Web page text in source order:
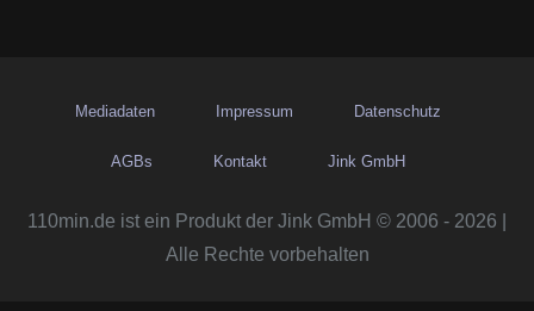
Mediadaten Impressum Datenschutz
AGBs Kontakt Jink GmbH
110min.de ist ein Produkt der Jink GmbH © 2006 - 2026 |
Alle Rechte vorbehalten